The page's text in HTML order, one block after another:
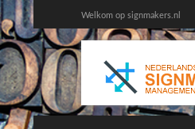
Welkom op signmakers.nl